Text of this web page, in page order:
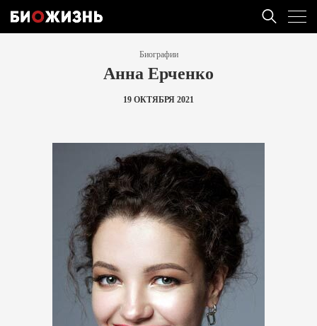
Биографии
Анна Ерченко
19 ОКТЯБРЯ 2021